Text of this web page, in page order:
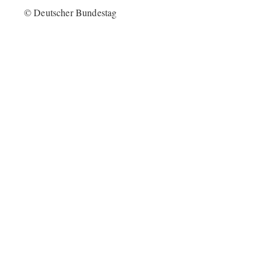
© Deutscher Bundestag